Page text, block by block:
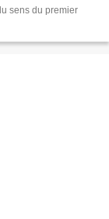
sens du premier